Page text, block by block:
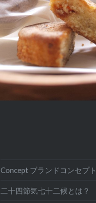
Concept ブランドコンセプト
二十四節気七十二候とは？